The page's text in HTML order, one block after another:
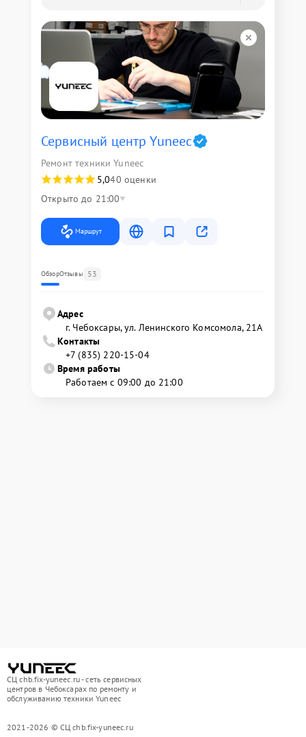
Сервисный центр Yuneec
Ремонт техники Yuneec
5,040 оценки
Открыто до 21:00
Маршрут
ОбзорОтзывы 53
Адрес
г. Чебоксары, ул. Ленинского Комсомола, 21А
Контакты
+7 (835) 220-15-04
Время работы
Работаем с 09:00 до 21:00
СЦ chb.fix-yuneec.ru - сеть сервисных
центров в Чебоксарах по ремонту и
обслуживанию техники Yuneec
2021-2026 © СЦ chb.fix-yuneec.ru